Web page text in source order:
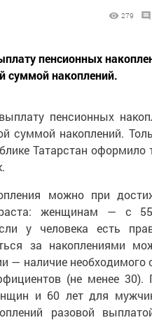
279
пенсионных
суммой накоплений.
пенсионных
суммой накоплений.
Татарстан оформило
можно при
женщинам — с
у человека есть
за накоплениями
— наличие необходимого
(не менее 30).
и 60 лет для
разовой